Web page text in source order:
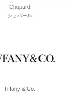
Chopard
ショパール
Tiffany & Co.